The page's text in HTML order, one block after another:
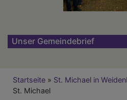
Unser Gemeindebrief
Breadcrumb
Startseite St. Michael in
St. Michael